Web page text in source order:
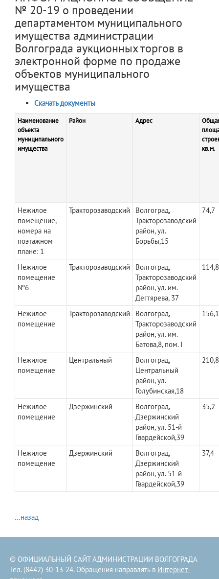
№ 20-19 о проведении
департаментом муниципального
имущества администрации
Волгограда аукционных торгов в
электронной форме по продаже
объектов муниципального
имущества
Скачать документы
Наименование
объекта
муниципального
имущества
Район Адрес
кв.м.
Нежилое
помещение,
номера на
поэтажном
плане: 1
Тракторозаводский
Волгоград,
Тракторозаводский
район, ул.
Борьбы,15
74,7
Нежилое
помещение
№6
Тракторозаводский
Волгоград,
Тракторозаводский
район, ул. им.
Дегтярева, 37
114,8
Нежилое
помещение
Тракторозаводский
Волгоград,
Тракторозаводский
район, ул. им.
Батова,8, пом. I
156,1
Нежилое
помещение
Центральный
Волгоград,
Центральный
район, ул.
Голубинская,18
210,8
Нежилое
помещение
Дзержинский
Волгоград,
Дзержинский
район, ул. 51-й
Гвардейской,39
35,2
Нежилое
помещение
Дзержинский
Волгоград,
Дзержинский
район, ул. 51-й
Гвардейской,39
37,4
...назад
© ОФИЦИАЛЬНЫЙ САЙТ АДМИНИСТРАЦИИ ВОЛГОГРАДА
Тел. (8442) 30-13-24. Обращения направлять в Интернет-